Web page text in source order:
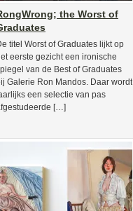
the Worst of
titel Worst of Graduates lijkt op
eerste gezicht een ironische
van de Best of Graduates
Galerie Ron Mandos. Daar wordt
een selectie van pas
[…]